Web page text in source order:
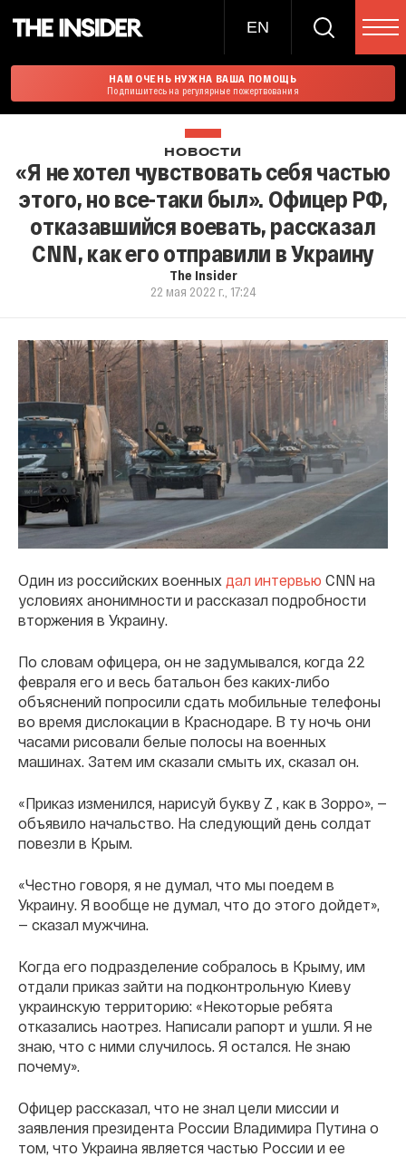
EN
НАМ ОЧЕНЬ НУЖНА ВАША ПОМОЩЬ
Подпишитесь на регулярные пожертвования
НОВОСТИ
«Я не хотел чувствовать себя частью
этого, но все-таки был». Офицер РФ,
отказавшийся воевать, рассказал
CNN, как его отправили в Украину
The Insider
22 мая 2022 г., 17:24
Один из российских военных дал интервью CNN на
условиях анонимности и рассказал подробности
вторжения в Украину.
По словам офицера, он не задумывался, когда 22
февраля его и весь батальон без каких-либо
объяснений попросили сдать мобильные телефоны
во время дислокации в Краснодаре. В ту ночь они
часами рисовали белые полосы на военных
машинах. Затем им сказали смыть их, сказал он.
«Приказ изменился, нарисуй букву Z , как в Зорро», —
объявило начальство. На следующий день солдат
повезли в Крым.
«Честно говоря, я не думал, что мы поедем в
Украину. Я вообще не думал, что до этого дойдет»,
— сказал мужчина.
Когда его подразделение собралось в Крыму, им
отдали приказ зайти на подконтрольную Киеву
украинскую территорию: «Некоторые ребята
отказались наотрез. Написали рапорт и ушли. Я не
знаю, что с ними случилось. Я остался. Не знаю
почему».
Офицер рассказал, что не знал цели миссии и
заявления президента России Владимира Путина о
том, что Украина является частью России и ее